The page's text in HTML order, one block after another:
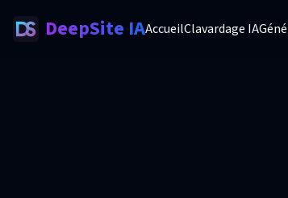
DeepSite IAAccueilClavardage IA